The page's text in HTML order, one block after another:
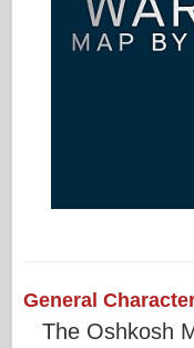
General
The Oshkosh